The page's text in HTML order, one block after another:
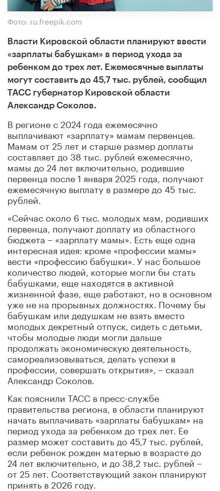
Фото: ru.freepik.com
Власти Кировской области планируют ввести
«зарплаты бабушкам» в период ухода за
ребенком до трех лет. Ежемесячные выплаты
могут составить до 45,7 тыс. рублей, сообщил
ТАСС губернатор Кировской области
Александр Соколов.
В регионе с 2024 года ежемесячно
выплачивают «зарплату» мамам первенцев.
Мамам от 25 лет и старше размер доплаты
составляет до 38 тыс. рублей ежемесячно,
мамы до 24 лет включительно, родившие
первенца после 1 января 2025 года, получают
ежемесячную выплату в размере до 45 тыс.
рублей.
«Сейчас около 6 тыс. молодых мам, родивших
первенца, получают доплату из областного
бюджета – «зарплату мамы». Есть еще одна
интересная идея: кроме «профессии мамы»
вести «профессию бабушки». У нас большое
количество людей, которые могли бы стать
бабушками, еще находятся в активной
жизненной фазе, еще работают, но в основном
уже не на прорывных должностях. Почему бы
бабушкам или дедушкам не взять вместо
молодых декретный отпуск, сидеть с детьми,
чтобы молодые люди могли дальше
продолжать экономическую деятельность,
самореализовываться, делать успехи в
профессии, совершать открытия», – сказал
Александр Соколов.
Как пояснили ТАСС в пресс-службе
правительства региона, в области планируют
начать выплачивать «зарплаты бабушкам» на
период ухода за ребенком до трех лет. Ее
размер может составить до 45,7 тыс. рублей,
если ребенок рожден матерью в возрасте до
24 лет включительно, и до 38,2 тыс. рублей –
от 25 лет. Соответствующий закон планируют
принять в 2026 году.